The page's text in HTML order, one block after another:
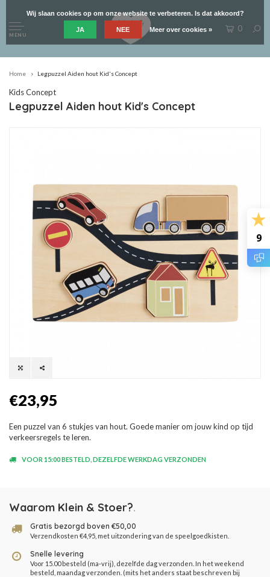
9
MENU
0
Home Legpuzzel Aiden hout Kid's Concept
Kids Concept
Legpuzzel Aiden hout Kid's Concept
€23,95
Een puzzel van 6 stukjes van hout. Goede manier om jouw kind op tijd
verkeersregels te leren.
VOOR 15:00 BESTELD, DEZELFDE WERKDAG VERZONDEN
Waarom Klein & Stoer?.
Gratis bezorgd boven €50,00
Verzendkosten €4,95, met uitzondering van de speelgoedkisten.
Snelle levering
Voor 15.00 besteld (ma-vrij), dezelfde dag verzonden. In het weekend
besteld, maandag verzonden. (mits het anders staat beschreven bij
Wij slaan cookies op om onze website te verbeteren. Is dat akkoord?
JA NEE Meer over cookies »